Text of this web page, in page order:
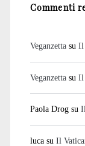
Commenti
Veganzettasu Il
Veganzettasu Il
Paola Drogsu
lucasu Il